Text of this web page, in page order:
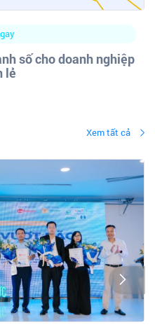
số cho doanh nghiệp
lẻ
Xem tất cả